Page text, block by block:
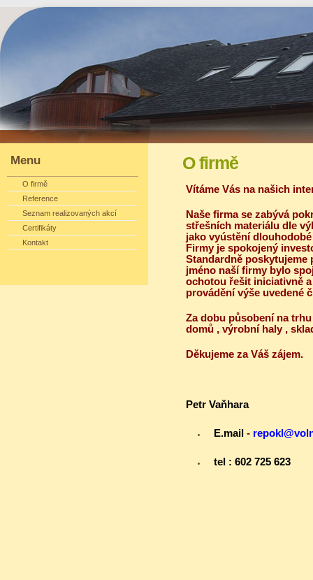
Menu
O firmě
Reference
Seznam realizovaných akcí
Certifikáty
Kontakt
O firmě
Vítáme Vás na našich
Naše firma se zabývá
střešních materiálu dle
jako vyústění
Firmy je spokojený
Standardně poskytujeme
jméno naší firmy bylo
ochotou řešit iniciativně
provádění výše uvedené
Zadobu působení na
domů , výrobní haly ,
Děkujeme za Váš zájem.
Petr Vaňhara
E.mail-
tel : 602 725 623